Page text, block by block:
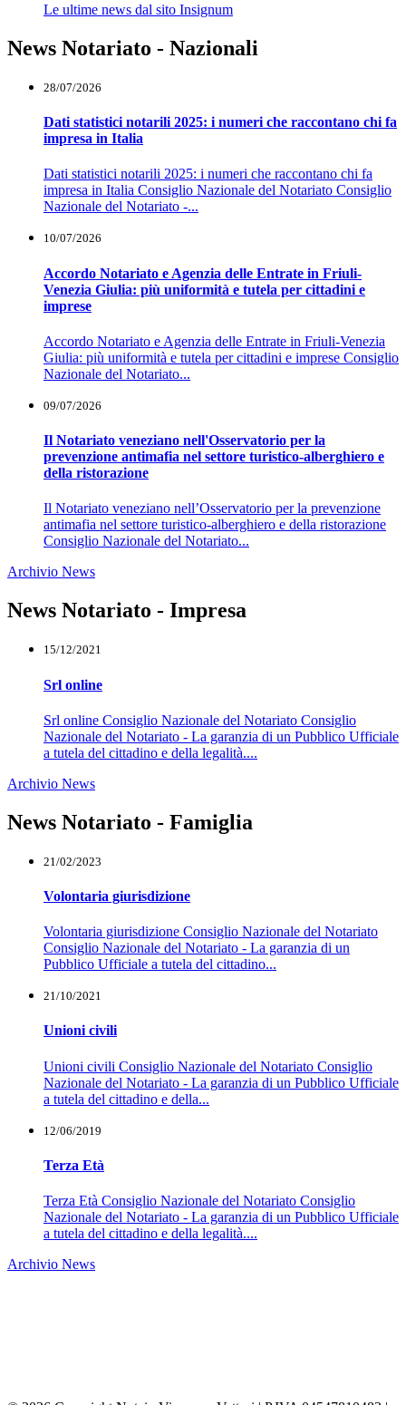
Le ultime news dal sito Insignum
News Notariato - Nazionali
28/07/2026
Dati statistici notarili 2025: i numeri che raccontano chi fa
impresa in Italia
Dati statistici notarili 2025: i numeri che raccontano chi fa
impresa in Italia Consiglio Nazionale del Notariato Consiglio
Nazionale del Notariato -...
10/07/2026
Accordo Notariato e Agenzia delle Entrate in Friuli-
Venezia Giulia: più uniformità e tutela per cittadini e
imprese
Accordo Notariato e Agenzia delle Entrate in Friuli-Venezia
Giulia: più uniformità e tutela per cittadini e imprese Consiglio
Nazionale del Notariato...
09/07/2026
Il Notariato veneziano nell'Osservatorio per la
prevenzione antimafia nel settore turistico‑alberghiero e
della ristorazione
Il Notariato veneziano nell’Osservatorio per la prevenzione
antimafia nel settore turistico‑alberghiero e della ristorazione
Consiglio Nazionale del Notariato...
Archivio News
News Notariato - Impresa
15/12/2021
Srl online
Srl online Consiglio Nazionale del Notariato Consiglio
Nazionale del Notariato - La garanzia di un Pubblico Ufficiale
a tutela del cittadino e della legalità....
Archivio News
News Notariato - Famiglia
21/02/2023
Volontaria giurisdizione
Volontaria giurisdizione Consiglio Nazionale del Notariato
Consiglio Nazionale del Notariato - La garanzia di un
Pubblico Ufficiale a tutela del cittadino...
21/10/2021
Unioni civili
Unioni civili Consiglio Nazionale del Notariato Consiglio
Nazionale del Notariato - La garanzia di un Pubblico Ufficiale
a tutela del cittadino e della...
12/06/2019
Terza Età
Terza Età Consiglio Nazionale del Notariato Consiglio
Nazionale del Notariato - La garanzia di un Pubblico Ufficiale
a tutela del cittadino e della legalità....
Archivio News